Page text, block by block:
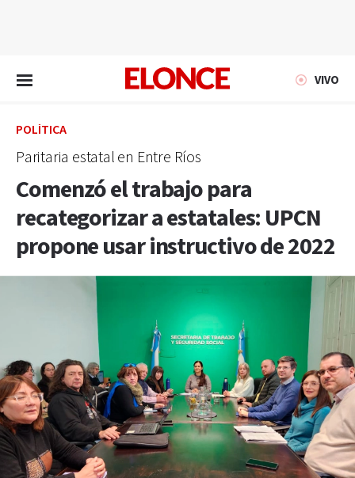
VIVO
POLÍTICA
Paritaria estatal en Entre Ríos
Comenzó el trabajo para
recategorizar a estatales: UPCN
propone usar instructivo de 2022